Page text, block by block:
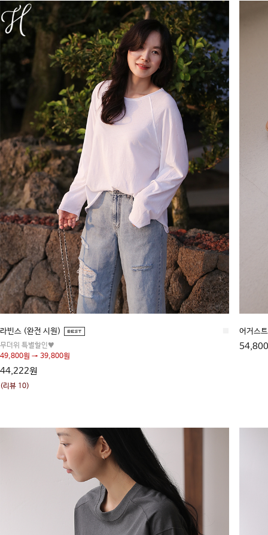
라빈스 (완전 시원)
무더위 특별할인♥
49,800원 → 39,800원
44,222원
(리뷰 10)
어거스트